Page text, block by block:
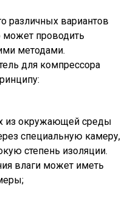
различных вариантов
может проводить
методами.
для компрессора
из окружающей среды
специальную камеру,
степень изоляции.
влаги может иметь